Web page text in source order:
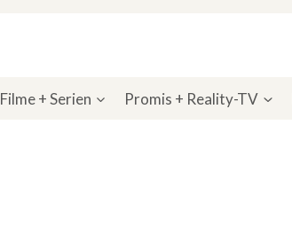
Filme + Serien Promis + Reality-TV